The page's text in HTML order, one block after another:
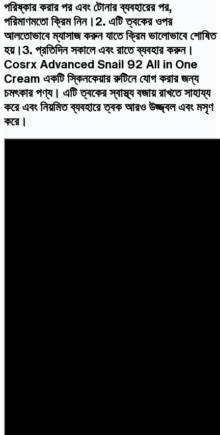
পরিষ্কার করার পর এবং টোনার ব্যবহারের পর,
পরিমাণমতো ক্রিম নিন।2. এটি ত্বকের ওপর
আলতোভাবে ম্যাসাজ করুন যাতে ক্রিম ভালোভাবে শোষিত
হয়।3. প্রতিদিন সকালে এবং রাতে ব্যবহার করুন।
Cosrx Advanced Snail 92 All in One
Cream একটি স্কিনকেয়ার রুটিনে যোগ করার জন্য
চমৎকার পণ্য। এটি ত্বকের স্বাস্থ্য বজায় রাখতে সাহায্য
করে এবং নিয়মিত ব্যবহারে ত্বক আরও উজ্জ্বল এবং মসৃণ
করে।